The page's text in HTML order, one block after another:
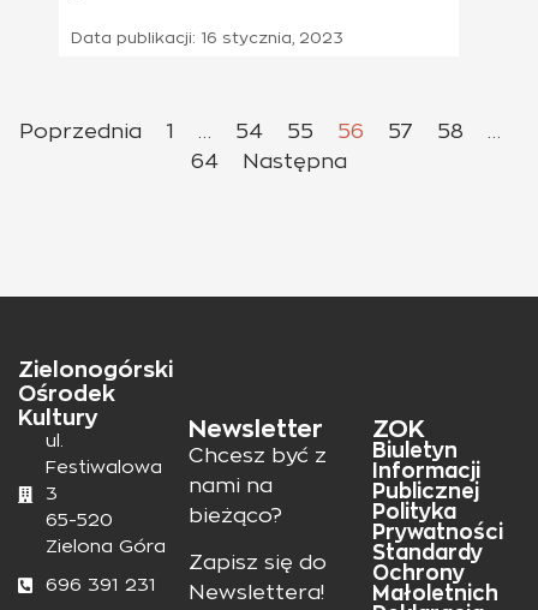
Data publikacji: 16 stycznia, 2023
Poprzednia 1 54 55 56 57 58
64
Następna
Zielonogórski
Ośrodek
Kultury
ul.
Festiwalowa
3
65-520
Zielona Góra
696 391 231
Newsletter
Chcesz być z
nami na
bieżąco?
Zapisz się do
Newslettera!
ZOK
Biuletyn
Informacji
Publicznej
Polityka
Prywatności
Standardy
Ochrony
Małoletnich